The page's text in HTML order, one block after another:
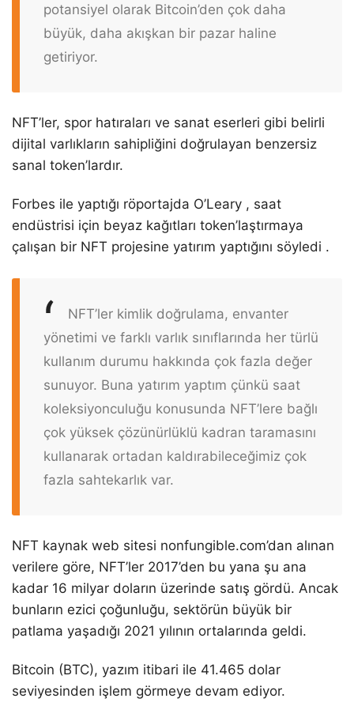
potansiyel olarak Bitcoin’den çok daha
büyük, daha akışkan bir pazar haline
getiriyor.
NFT’ler, spor hatıraları ve sanat eserleri gibi belirli
dijital varlıkların sahipliğini doğrulayan benzersiz
sanal token’lardır.
Forbes ile yaptığı röportajda O’Leary , saat
endüstrisi için beyaz kağıtları token’laştırmaya
çalışan bir NFT projesine yatırım yaptığını söyledi .
NFT’ler kimlik doğrulama, envanter
yönetimi ve farklı varlık sınıflarında her türlü
kullanım durumu hakkında çok fazla değer
sunuyor. Buna yatırım yaptım çünkü saat
koleksiyonculuğu konusunda NFT’lere bağlı
çok yüksek çözünürlüklü kadran taramasını
kullanarak ortadan kaldırabileceğimiz çok
fazla sahtekarlık var.
NFT kaynak web sitesi nonfungible.com’dan alınan
verilere göre, NFT’ler 2017’den bu yana şu ana
kadar 16 milyar doların üzerinde satış gördü. Ancak
bunların ezici çoğunluğu, sektörün büyük bir
patlama yaşadığı 2021 yılının ortalarında geldi.
Bitcoin (BTC), yazım itibari ile 41.465 dolar
seviyesinden işlem görmeye devam ediyor.